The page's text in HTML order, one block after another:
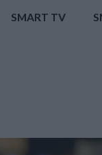
SMART TV